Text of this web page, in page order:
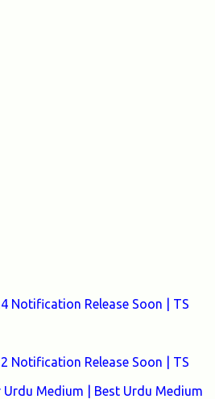
Notification Release Soon | TS
Notification Release Soon | TS
Medium | Best Urdu Medium